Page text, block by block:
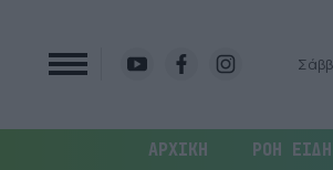
ΑΡΧΙΚΗ ΡΟΗ